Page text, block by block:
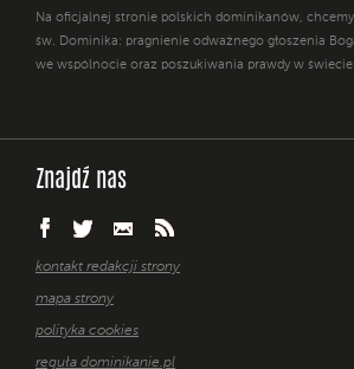
Na oficjalnej stronie polskich dominikanów,
św. Dominika: pragnienie odważnego głoszenia
we wspólnocie oraz poszukiwania prawdy w świecie.
Znajdź nas
kontakt redakcji strony
mapa strony
polityka cookies
reguła dominikanie.pl